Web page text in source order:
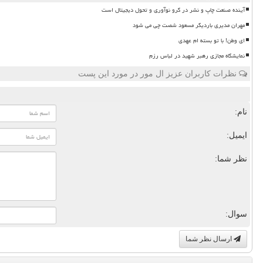
آینده صنعت چاپ و نشر در گرو نوآوری و تحول دیجیتال است
مهران مدیری باردیگر مسعود شصت چی می شود
ای وطن! با تو بسته ام عهدی
نمایشگاه مجازی رهبر شهید در لباس رزم
نظرات کاربران عزیز ال مور در مورد این پست
نام:
ایمیل:
نظر شما:
سوال:
ارسال نظر شما